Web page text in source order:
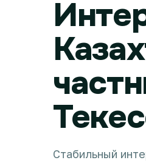
Интернет в
Стабильный